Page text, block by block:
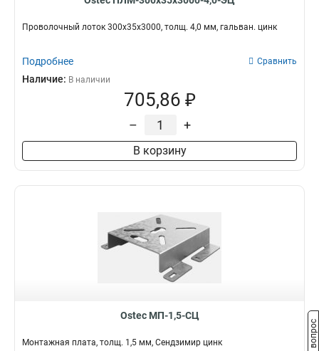
Проволочный лоток 300х35х3000, толщ. 4,0 мм, гальван. цинк
Подробнее Сравнить
Наличие: В наличии
705,86 ₽
– +
В корзину
Ostec МП-1,5-СЦ
Монтажная плата, толщ. 1,5 мм, Сендзимир цинк